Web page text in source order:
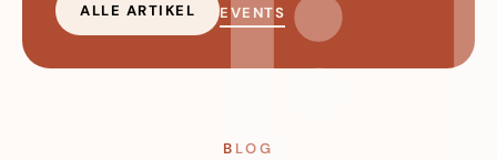
ALLE ARTIKEL EVENTS
BLOG